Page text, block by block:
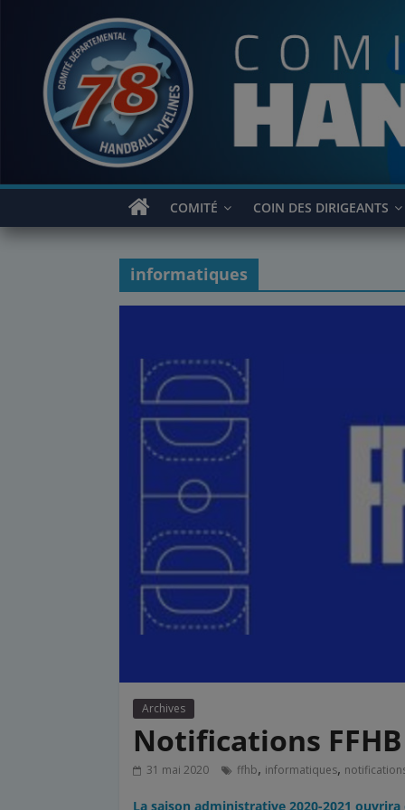
contenu
COMITÉ COIN DES DIRIGEANTS
informatiques
Archives
Notifications
31 mai 2020 ffhb, informatiques,
La saison administrative 2020-2021